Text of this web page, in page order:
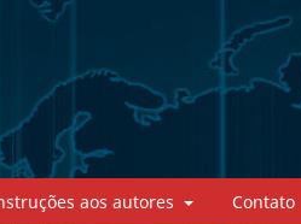
aos autores Contato